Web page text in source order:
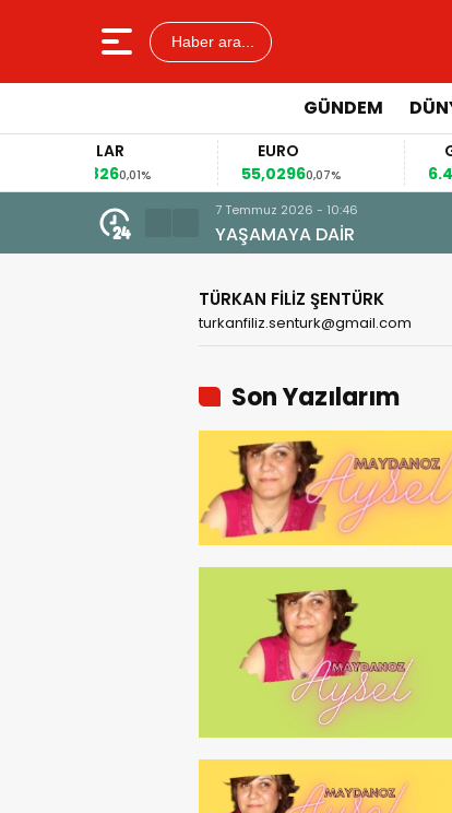
Haber ara...
GÜNDEM
0,01%
EURO
55,02960,07%
GRAM
6.497,10
TÜRKAN FİLİZ ŞENTÜRK
turkanfiliz.senturk@gmail.com
Son Yazılarım